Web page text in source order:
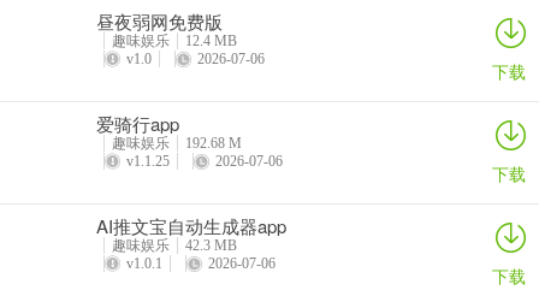
昼夜弱网免费版
趣味娱乐
12.4 MB
v1.0
2026-07-06 下载
爱骑行app
趣味娱乐
192.68 M
v1.1.25
2026-07-06 下载
AI推文宝自动生成器app
趣味娱乐
42.3 MB
v1.0.1
2026-07-06 下载